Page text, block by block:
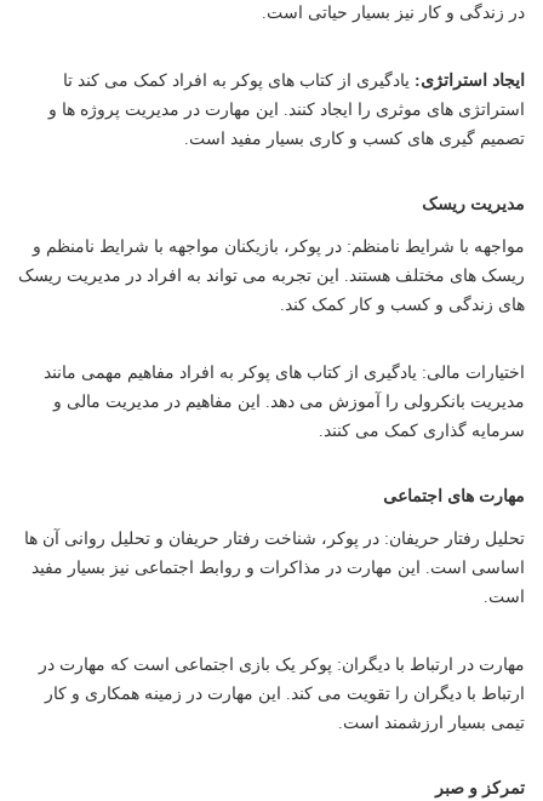
در زندگی و کار نیز بسیار حیاتی است.
ایجاد استراتژی: یادگیری از کتاب های پوکر به افراد کمک می کند تا
استراتژی های موثری را ایجاد کنند. این مهارت در مدیریت پروژه ها و
تصمیم گیری های کسب و کاری بسیار مفید است.
مدیریت ریسک
مواجهه با شرایط نامنظم: در پوکر، بازیکنان مواجهه با شرایط نامنظم و
ریسک های مختلف هستند. این تجربه می تواند به افراد در مدیریت ریسک
های زندگی و کسب و کار کمک کند.
اختیارات مالی: یادگیری از کتاب های پوکر به افراد مفاهیم مهمی مانند
مدیریت بانکرولی را آموزش می دهد. این مفاهیم در مدیریت مالی و
سرمایه گذاری کمک می کنند.
مهارت های اجتماعی
تحلیل رفتار حریفان: در پوکر، شناخت رفتار حریفان و تحلیل روانی آن ها
اساسی است. این مهارت در مذاکرات و روابط اجتماعی نیز بسیار مفید
است.
مهارت در ارتباط با دیگران: پوکر یک بازی اجتماعی است که مهارت در
ارتباط با دیگران را تقویت می کند. این مهارت در زمینه همکاری و کار
تیمی بسیار ارزشمند است.
تمرکز و صبر